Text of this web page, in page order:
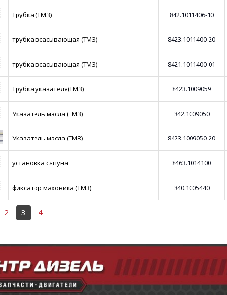
Трубка (ТМЗ) 842.1011406-10
трубка всасывающая (ТМЗ) 8423.1011400-20
трубка всасывающая (ТМЗ) 8421.1011400-01
Трубка указателя(ТМЗ) 8423.1009059
Указатель масла (ТМЗ) 842.1009050
Указатель масла (ТМЗ) 8423.1009050-20
установка сапуна 8463.1014100
фиксатор маховика (ТМЗ) 840.1005440
2 3 4